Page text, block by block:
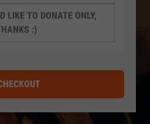
LIKE TO DONATE ONLY,
:)